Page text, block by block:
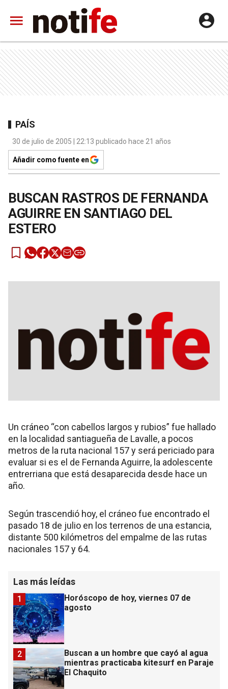
PAÍS
30 de julio de 2005 | 22:13 publicado hace 21 años
Añadir como fuente en
BUSCAN RASTROS DE FERNANDA
AGUIRRE EN SANTIAGO DEL
ESTERO
Un cráneo “con cabellos largos y rubios” fue hallado
en la localidad santiagueña de Lavalle, a pocos
metros de la ruta nacional 157 y será periciado para
evaluar si es el de Fernanda Aguirre, la adolescente
entrerriana que está desaparecida desde hace un
año.
Según trascendió hoy, el cráneo fue encontrado el
pasado 18 de julio en los terrenos de una estancia,
distante 500 kilómetros del empalme de las rutas
nacionales 157 y 64.
Las más leídas
Horóscopo de hoy, viernes 07 de
agosto
1
Buscan a un hombre que cayó al agua
mientras practicaba kitesurf en Paraje
El Chaquito
2